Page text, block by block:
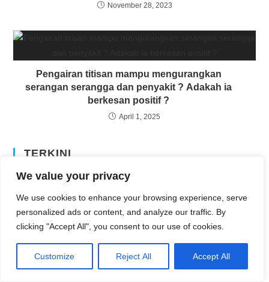
We value your privacy
We use cookies to enhance your browsing experience, serve
personalized ads or content, and analyze our traffic. By
clicking "Accept All", you consent to our use of cookies.
Customize Reject All Accept All
November 28, 2023
Pengairan titisan mampu mengurangkan
serangan serangga dan penyakit ? Adakah ia
berkesan positif ?
April 1, 2025
TERKINI
Kelapa Matag VS Kelapa tinggi: Mana satu menghasilkan kopra
AUGUST 1, 2026
Kelapa Matag VS Kelapa Pandan: Mana Satu Lebih Berbaloi
Ditanam Secara Komersial?
AUGUST 1, 2026